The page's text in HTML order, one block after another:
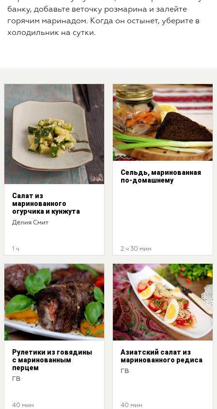
банку, добавьте веточку розмарина и залейте
горячим маринадом. Когда он остынет, уберите в
холодильник на сутки.
Салат из
маринованного
огурчика и кунжута
Делия Смит
1 ч
Сельдь, маринованная
по-домашнему
2 ч 30 мин
Рулетики из говядины
с маринованным
перцем
ГВ
40 мин
Азиатский салат из
маринованного редиса
ГВ
40 мин